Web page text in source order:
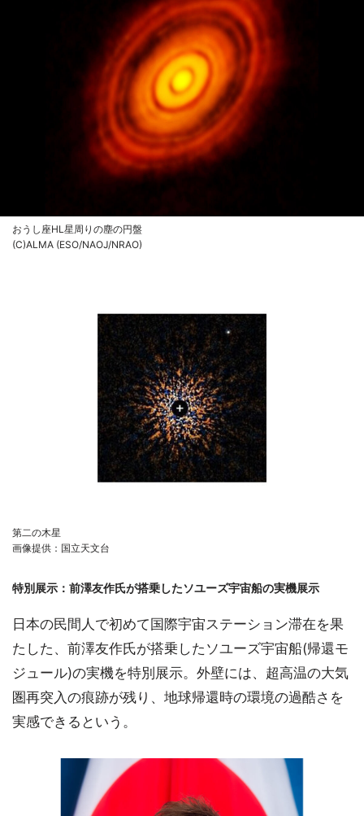
おうし座HL星周りの塵の円盤
(C)ALMA (ESO/NAOJ/NRAO)
第二の木星
画像提供：国立天文台
特別展示：前澤友作氏が搭乗したソユーズ宇宙船の実機展示
日本の民間人で初めて国際宇宙ステーション滞在を果
たした、前澤友作氏が搭乗したソユーズ宇宙船(帰還モ
ジュール)の実機を特別展示。外壁には、超高温の大気
圏再突入の痕跡が残り、地球帰還時の環境の過酷さを
実感できるという。